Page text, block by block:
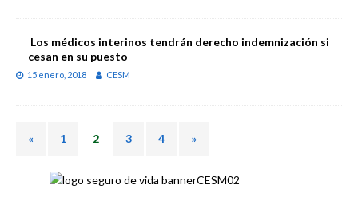
Los médicos interinos tendrán derecho indemnización si
cesan en su puesto
15 enero, 2018 CESM
« 1 2 3 4 »